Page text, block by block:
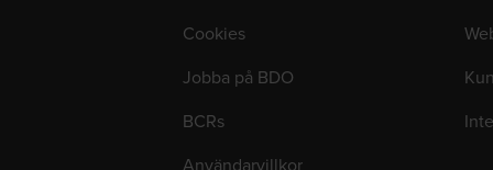
Cookies
Jobba på BDO
BCRs
Användarvillkor